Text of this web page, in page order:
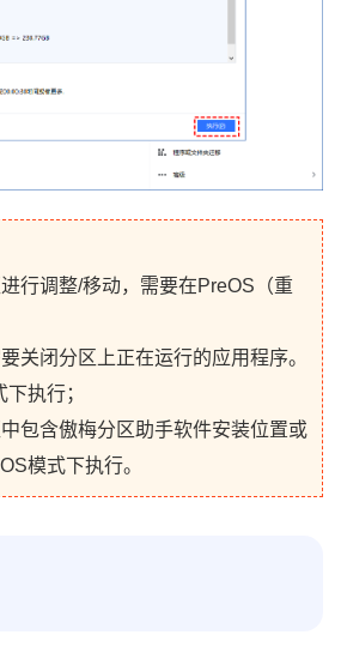
行调整/移动，需要在PreOS（重
关闭分区上正在运行的应用程序。
执行；
包含傲梅分区助手软件安装位置或
模式下执行。